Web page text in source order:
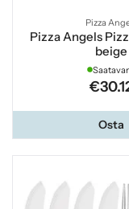
Pizza
Pizza Angels
beige
Osta